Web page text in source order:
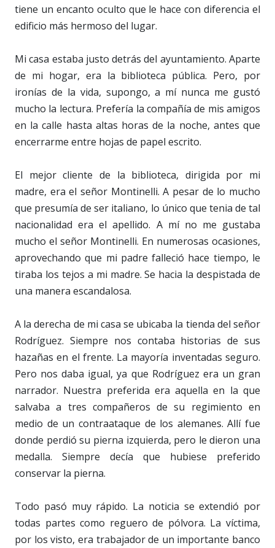
tiene un encanto oculto que le hace con diferencia el
edificio más hermoso del lugar.
Mi casa estaba justo detrás del ayuntamiento. Aparte
de mi hogar, era la biblioteca pública. Pero, por
ironías de la vida, supongo, a mí nunca me gustó
mucho la lectura. Prefería la compañía de mis amigos
en la calle hasta altas horas de la noche, antes que
encerrarme entre hojas de papel escrito.
El mejor cliente de la biblioteca, dirigida por mi
madre, era el señor Montinelli. A pesar de lo mucho
que presumía de ser italiano, lo único que tenia de tal
nacionalidad era el apellido. A mí no me gustaba
mucho el señor Montinelli. En numerosas ocasiones,
aprovechando que mi padre falleció hace tiempo, le
tiraba los tejos a mi madre. Se hacia la despistada de
una manera escandalosa.
A la derecha de mi casa se ubicaba la tienda del señor
Rodríguez. Siempre nos contaba historias de sus
hazañas en el frente. La mayoría inventadas seguro.
Pero nos daba igual, ya que Rodríguez era un gran
narrador. Nuestra preferida era aquella en la que
salvaba a tres compañeros de su regimiento en
medio de un contraataque de los alemanes. Allí fue
donde perdió su pierna izquierda, pero le dieron una
medalla. Siempre decía que hubiese preferido
conservar la pierna.
Todo pasó muy rápido. La noticia se extendió por
todas partes como reguero de pólvora. La víctima,
por los visto, era trabajador de un importante banco